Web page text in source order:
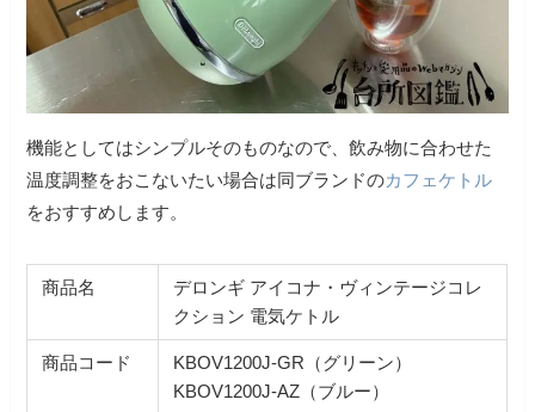
機能としてはシンプルそのものなので、飲み物に合わせた
温度調整をおこないたい場合は同ブランドのカフェケトル
をおすすめします。
商品名
デロンギ アイコナ・ヴィンテージコレ
クション 電気ケトル
商品コード
KBOV1200J-GR（グリーン）
KBOV1200J-AZ（ブルー）